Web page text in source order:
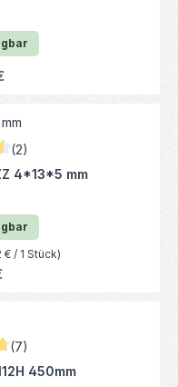
Bewertung von 4.5 von
(2)
4*13*5 mm
€ / 1 Stück)
Bewertung von 4.86 von
(7)
450mm